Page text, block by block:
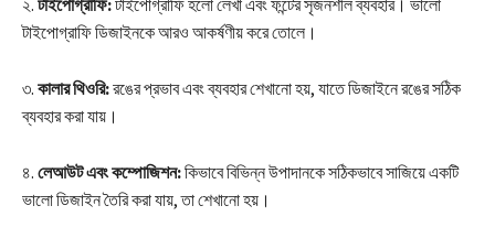
টাইপোগ্রাফি ডিজাইনকে আরও আকর্ষণীয় করে তোলে।
৩. কালার থিওরি:রঙের প্রভাব এবং ব্যবহার শেখানো হয়, যাতে ডিজাইনে রঙের সঠিক
ব্যবহার করা যায়।
৪. লেআউট এবং কম্পোজিশন:কিভাবে বিভিন্ন উপাদানকে সঠিকভাবে সাজিয়ে একটি
ভালো ডিজাইন তৈরি করা যায়, তা শেখানো হয়।